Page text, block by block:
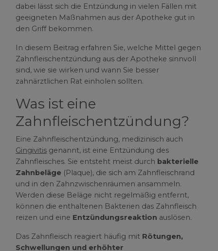
dabei lässt sich die Entzündung in vielen Fällen mit
geeigneten Maßnahmen aus der Apotheke gut in
den Griff bekommen.
In diesem Beitrag erfahren Sie, welche Mittel gegen
Zahnfleischentzündung aus der Apotheke sinnvoll
sind, wie sie wirken und wann Sie besser
zahnärztlichen Rat einholen sollten.
Was ist eine
Zahnfleischentzündung?
Eine Zahnfleischentzündung, medizinisch auch
Gingivitis genannt, ist eine Entzündung des
Zahnfleisches. Sie entsteht meist durch bakterielle
Zahnbeläge (Plaque), die sich am Zahnfleischrand
und in den Zahnzwischenräumen ansammeln.
Werden diese Beläge nicht regelmäßig entfernt,
können die enthaltenen Bakterien das Zahnfleisch
reizen und eine Entzündungsreaktion auslösen.
Das Zahnfleisch reagiert häufig mit Rötungen,
Schwellungen und erhöhter